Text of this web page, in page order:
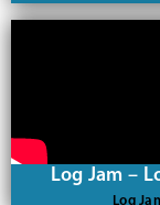
Log Jam –
Log